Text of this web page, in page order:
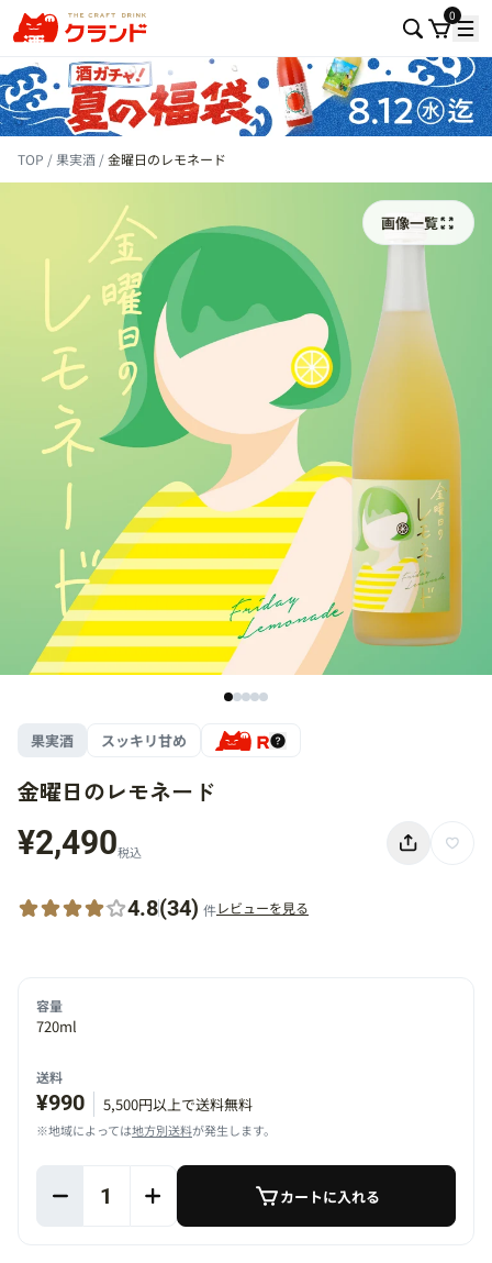
0
TOP 果実酒 金曜日のレモネード
画像一覧
果実酒 スッキリ甘め
金曜日のレモネード
¥2,490税込
4.8(34) 件レビューを見る
容量
720ml
送料
¥990 5,500円以上で送料無料
※地域によっては地方別送料が発生します。
1 カートに入れる